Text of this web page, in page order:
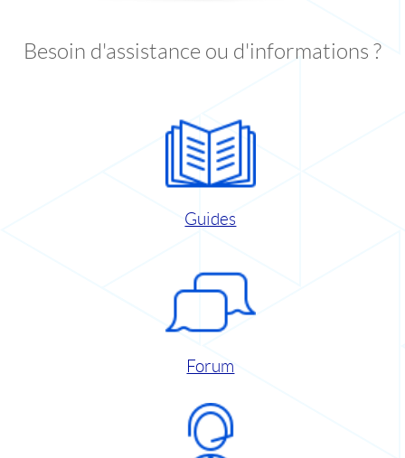
Besoin d'assistance ou d'informations ?
Guides
Forum